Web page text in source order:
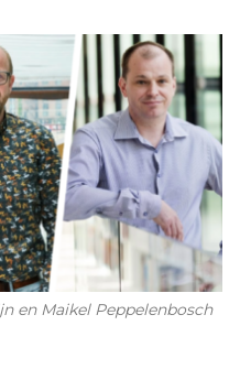
en Maikel Peppelenbosch